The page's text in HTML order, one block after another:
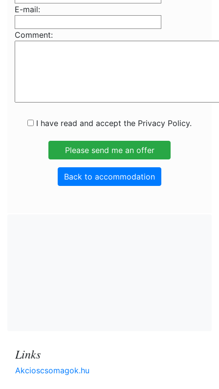
E-mail:
Comment:
I have read and accept the Privacy Policy.
Back to accommodation
Links
Akcioscsomagok.hu